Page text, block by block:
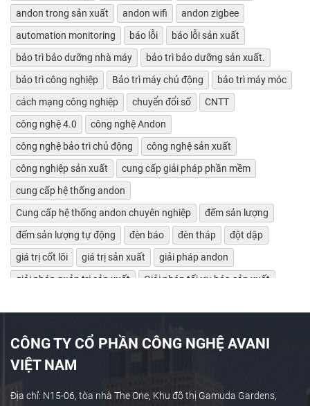
andon trong sản xuất
andon wifi
andon zigbee
automation monitoring
báo lỗi
báo lỗi sản xuất
bảo trì bảo dưỡng nhà máy
bảo trì bảo dưỡng sản xuất.
bảo trì công nghiệp
Bảo trì máy chủ động
bảo trì máy móc
cách mạng công nghiệp
chuyển đổi số
CNTT
công nghệ 4.0
công nghệ Andon
công nghệ bảo trì chủ động
công nghệ sản xuất
công nghiệp sản xuất
cung cấp giải pháp phần mềm
cung cấp hệ thống andon
Cung cấp hệ thống andon chuyên nghiệp
đếm sản lượng
đếm sản lượng tự động
đèn báo đèn tháp
đột dập
giá trị cốt lõi
giá trị sản xuất
giải pháp andon
giải pháp quản trị sản xuất
Giải pháp tối ưu hóa sản xuất
giám sát máy CNC
giám sát máy công cụ
giám sát máy tự động
giám sát sản xuất
Giám sát sản xuất công nghiệp
CÔNG TY CỔ PHẦN CÔNG NGHỆ AVANI
VIỆT NAM
Địa chỉ: N15-06, tòa nhà The One, Khu đô thị Gamuda Gardens,